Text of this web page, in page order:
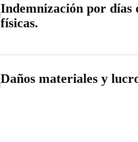
Indemnización por días
físicas.
Daños materiales y